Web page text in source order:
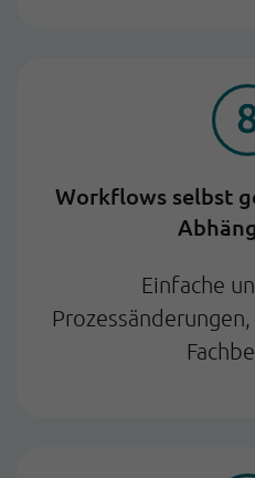
Workflows selbst
Einfache